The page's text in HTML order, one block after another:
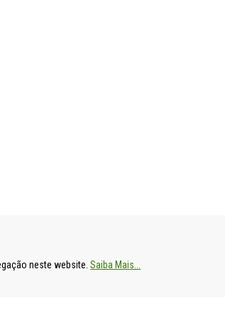
neste website.Saiba Mais...
DE S. FRANCISCO XAVIER